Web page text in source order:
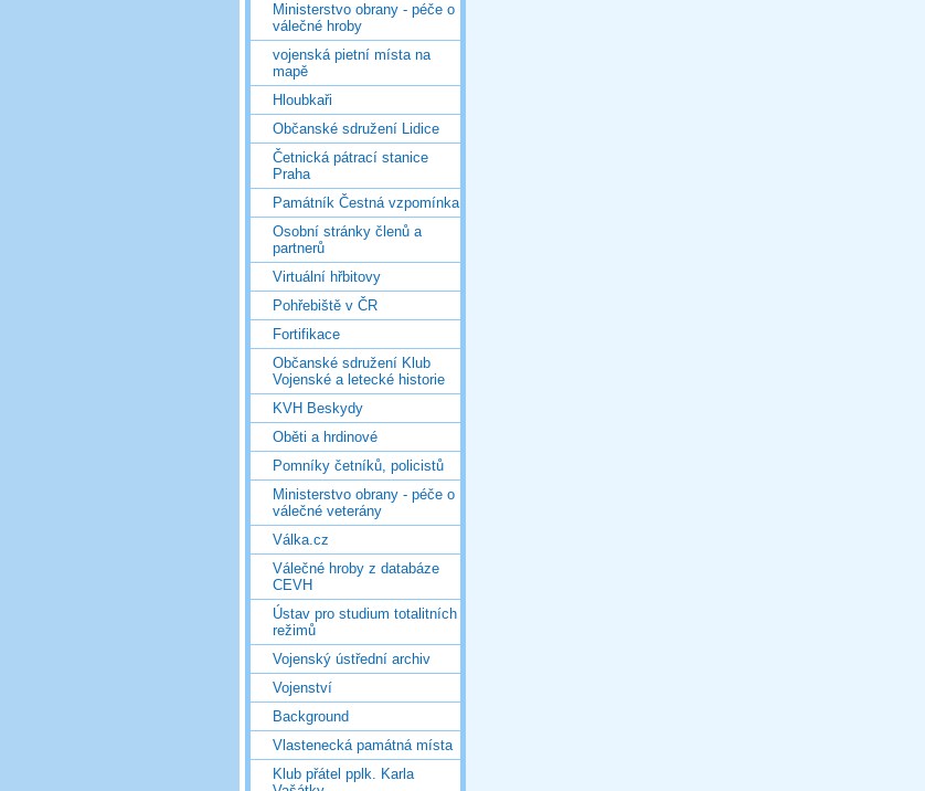
Ministerstvo obrany - péče o
válečné hroby
vojenská pietní místa na
mapě
Hloubkaři
Občanské sdružení Lidice
Četnická pátrací stanice
Praha
Památník Čestná vzpomínka
Osobní stránky členů a
partnerů
Virtuální hřbitovy
Pohřebiště v ČR
Fortifikace
Občanské sdružení Klub
Vojenské a letecké historie
KVH Beskydy
Oběti a hrdinové
Pomníky četníků, policistů
Ministerstvo obrany - péče o
válečné veterány
Válka.cz
Válečné hroby z databáze
CEVH
Ústav pro studium totalitních
režimů
Vojenský ústřední archiv
Vojenství
Background
Vlastenecká památná místa
Klub přátel pplk. Karla